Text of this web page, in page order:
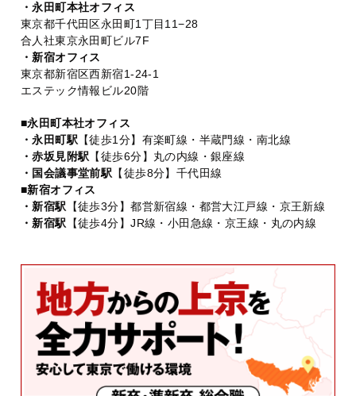
・永田町本社オフィス
東京都千代田区永田町1丁目11−28
合人社東京永田町ビル7F
・新宿オフィス
東京都新宿区西新宿1-24-1
エステック情報ビル20階
■永田町本社オフィス
・永田町駅 【徒歩1分】有楽町線・半蔵門線・南北線
・赤坂見附駅 【徒歩6分】丸の内線・銀座線
・国会議事堂前駅 【徒歩8分】千代田線
■新宿オフィス
・新宿駅 【徒歩3分】都営新宿線・都営大江戸線・京王新線
・新宿駅 【徒歩4分】JR線・小田急線・京王線・丸の内線